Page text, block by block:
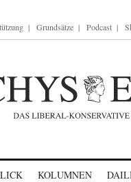
Grundsätze Podcast
KOLUMNEN